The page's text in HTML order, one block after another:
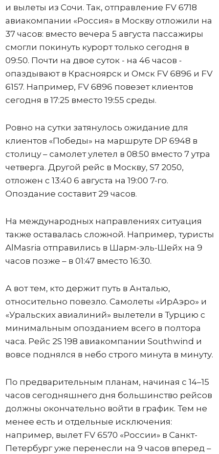
и вылеты из Сочи. Так, отправление FV 6718
авиакомпании «Россия» в Москву отложили на
37 часов: вместо вечера 5 августа пассажиры
смогли покинуть курорт только сегодня в
09:50. Почти на двое суток - на 46 часов -
опаздывают в Красноярск и Омск FV 6896 и FV
6157. Например, FV 6896 повезет клиентов
сегодня в 17:25 вместо 19:55 среды.
Ровно на сутки затянулось ожидание для
клиентов «Победы» на маршруте DP 6948 в
столицу – самолет улетел в 08:50 вместо 7 утра
четверга. Другой рейс в Москву, S7 2050,
отложен с 13:40 6 августа на 19:00 7-го.
Опоздание составит 29 часов.
На международных направлениях ситуация
также оставалась сложной. Например, туристы
AlMasria отправились в Шарм-эль-Шейх на 9
часов позже – в 01:47 вместо 16:30.
А вот тем, кто держит путь в Анталью,
относительно повезло. Самолеты «ИрАэро» и
«Уральских авиалиний» вылетели в Турцию с
минимальным опозданием всего в полтора
часа. Рейс 2S 198 авиакомпании Southwind и
вовсе поднялся в небо строго минута в минуту.
По предварительным планам, начиная с 14–15
часов сегодняшнего дня большинство рейсов
должны окончательно войти в график. Тем не
менее есть и отдельные исключения:
например, вылет FV 6570 «России» в Санкт-
Петербург уже перенесли на 9 часов вперед –